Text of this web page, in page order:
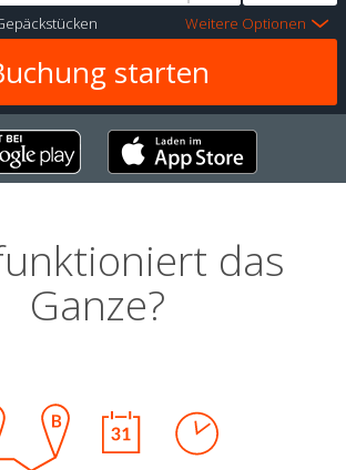
Weitere Optionen
das
Ganze?